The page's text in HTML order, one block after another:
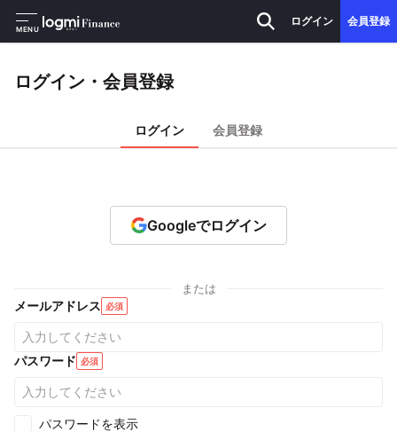
MENU
ログイン 会員登録
ログイン・会員登録
ログイン 会員登録
Googleでログイン
または
メールアドレス 必須
パスワード 必須
パスワードを表示